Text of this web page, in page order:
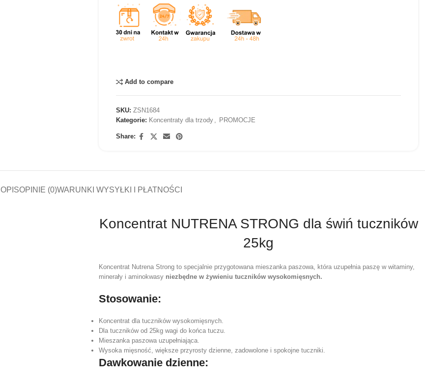
Add to compare
SKU: ZSN1684
Kategorie: Koncentraty dla trzody PROMOCJE
Share:
OPISOPINIE (0)WARUNKI WYSYŁKI I PŁATNOŚCI
Koncentrat NUTRENA STRONG dla świń tuczników
25kg
Koncentrat Nutrena Strong to specjalnie przygotowana mieszanka paszowa, która uzupełnia paszę w witaminy,
minerały i aminokwasy niezbędne w żywieniu tuczników wysokomięsnych.
Stosowanie:
Koncentrat dla tuczników wysokomięsnych.
Dla tuczników od 25kg wagi do końca tuczu.
Mieszanka paszowa uzupełniająca.
Wysoka mięsność, większe przyrosty dzienne, zadowolone i spokojne tuczniki.
Dawkowanie dzienne: